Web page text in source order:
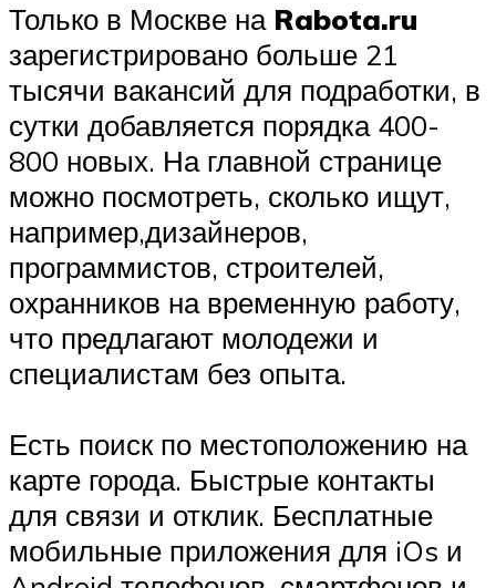
Только в Москве на Rabota.ru
зарегистрировано больше 21
тысячи вакансий для подработки, в
сутки добавляется порядка 400-
800 новых. На главной странице
можно посмотреть, сколько ищут,
например,дизайнеров,
программистов, строителей,
охранников на временную работу,
что предлагают молодежи и
специалистам без опыта.
Есть поиск по местоположению на
карте города. Быстрые контакты
для связи и отклик. Бесплатные
мобильные приложения для iOs и